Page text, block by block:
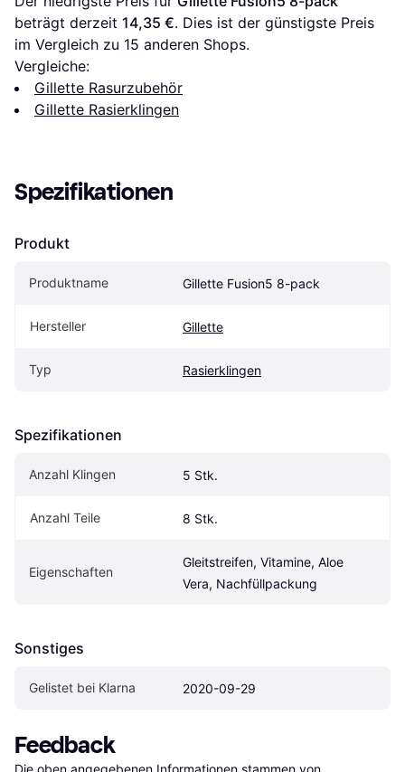
beträgt derzeit 14,35 €. Dies ist der günstigste Preis
im Vergleich zu 15 anderen Shops.
Vergleiche:
Gillette Rasurzubehör
Gillette Rasierklingen
Spezifikationen
Produkt
Produktname Gillette Fusion5 8-pack
Hersteller Gillette
Typ Rasierklingen
Spezifikationen
Anzahl Klingen 5 Stk.
Anzahl Teile 8 Stk.
Eigen­schaften
Gleitstreifen, Vitamine, Aloe
Vera, Nachfüllpackung
Sonstiges
Gelistet bei Klarna 2020-09-29
Feedback